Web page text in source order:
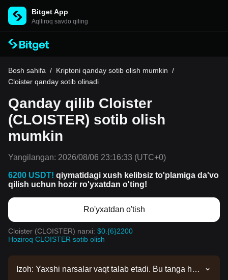
Bitget App
Aqlliroq savdo qiling
Bosh sahifa / Kriptoni qanday sotib olish mumkin /
Cloister qanday sotib olinadi
Qanday qilib Cloister
(CLOISTER) sotib olish
mumkin
Yangilangan: 2026/08/06 23:16:33 (UTC+0)
6200 USDT! qiymatidagi xush kelibsiz to'plamiga da'vo
qilish uchun hozir ro'yxatdan o'ting!
Ro'yxatdan o'tish
Cloister (CLOISTER) narxi: $0.{6}2200
Hoziroq CLOISTER sotib olish
Izoh: Yaxshi narsalar vaqt talab etadi. Bu tanga hali